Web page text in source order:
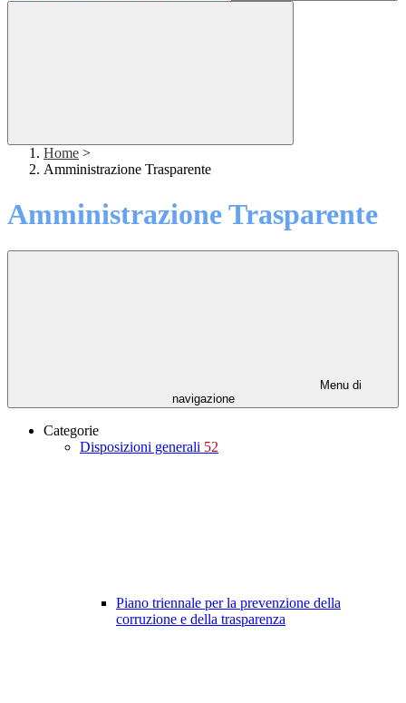
Home >
Amministrazione Trasparente
Amministrazione Trasparente
Menu di
navigazione
Categorie
Disposizioni generali 52
Piano triennale per la prevenzione della
corruzione e della trasparenza